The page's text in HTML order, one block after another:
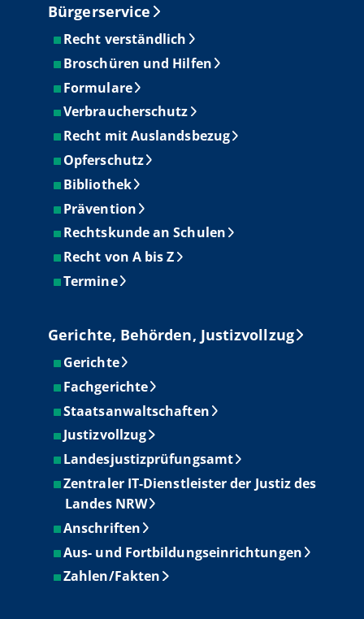
Bürgerservice
Recht verständlich
Broschüren und Hilfen
Formulare
Verbraucherschutz
Recht mit Auslandsbezug
Opferschutz
Bibliothek
Prävention
Rechtskunde an Schulen
Recht von A bis Z
Termine
Gerichte, Behörden, Justizvollzug
Gerichte
Fachgerichte
Staatsanwaltschaften
Justizvollzug
Landesjustizprüfungsamt
Zentraler IT-Dienstleister der Justiz des
Landes NRW
Anschriften
Aus- und Fortbildungseinrichtungen
Zahlen/Fakten